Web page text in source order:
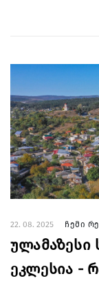
22. 08. 2025 ჩემი
ულამაზესი
ეკლესია -